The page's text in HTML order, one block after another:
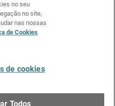
no seu
no site,
nas nossas
de Cookies
de cookies
Todos